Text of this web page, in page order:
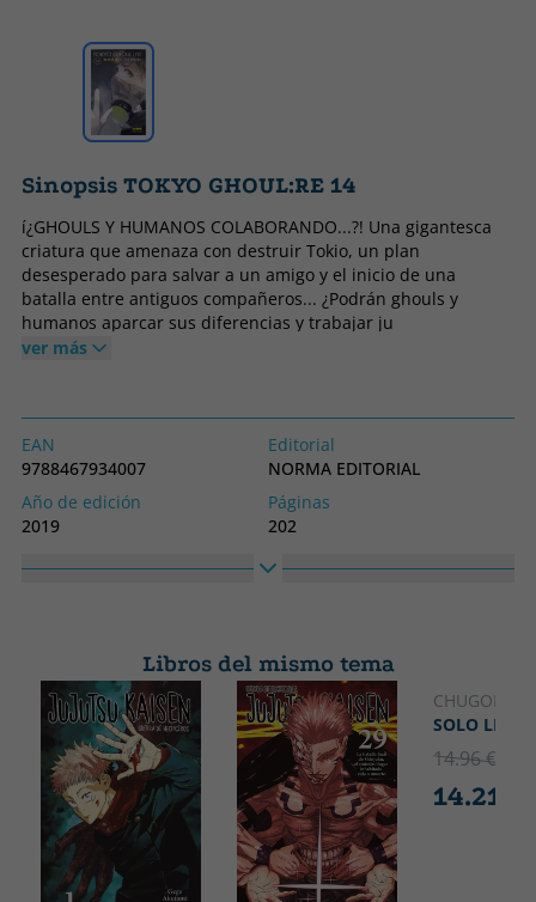
Sinopsis TOKYO GHOUL:RE 14
í¿GHOULS Y HUMANOS COLABORANDO...?! Una gigantesca
criatura que amenaza con destruir Tokio, un plan
desesperado para salvar a un amigo y el inicio de una
batalla entre antiguos compañeros... ¿Podrán ghouls y
humanos aparcar sus diferencias y trabajar ju
ver más
EAN
9788467934007
Editorial
NORMA EDITORIAL
Año de edición
2019
Páginas
202
Idioma
175
Ancho
115
Libros del mismo tema
CHUGONG
SOLO
14.96 €
14.21 €